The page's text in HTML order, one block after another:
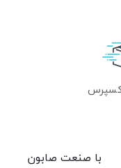
با صنعت صابون